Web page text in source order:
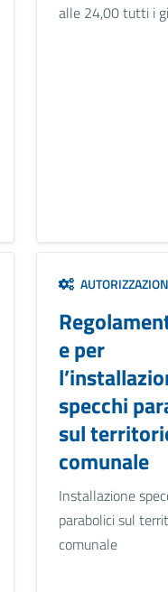
alle 24,00 tutti i
e per
specchi
sul
comunale
Installazione
parabolici sul
comunale